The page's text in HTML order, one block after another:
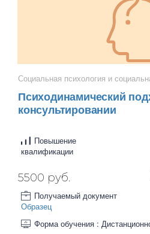
Социальная психология и
Психодинамический
консультировании
Повышение
квалификации
5500 руб.
Получаемый документ
Образец
Форма обучения :